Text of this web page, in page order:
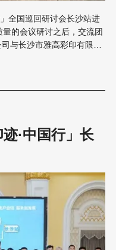
全国巡回研讨会长沙站进
的会议研讨之后，交流团
与长沙市雅高彩印有限公
感受长沙作为中国南方书
有限
欢迎，并亲自引导参观了
体书生产车间等核心生产
伪印刷、数码印刷等生产
1700余人，厂区总占地面积
后生产设备300余台/套。
业”；公司先后两次荣获中
现销售11亿元，产能规模
·中国行」长